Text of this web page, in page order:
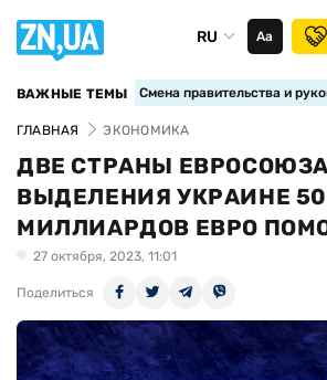
RU Аа
ВАЖНЫЕ ТЕМЫ Смена правительства и
ГЛАВНАЯ ЭКОНОМИКА
ДВЕ СТРАНЫ
ВЫДЕЛЕНИЯ УКРАИНЕ 50
МИЛЛИАРДОВ ЕВРО
27 октября, 2023, 11:01
Поделиться